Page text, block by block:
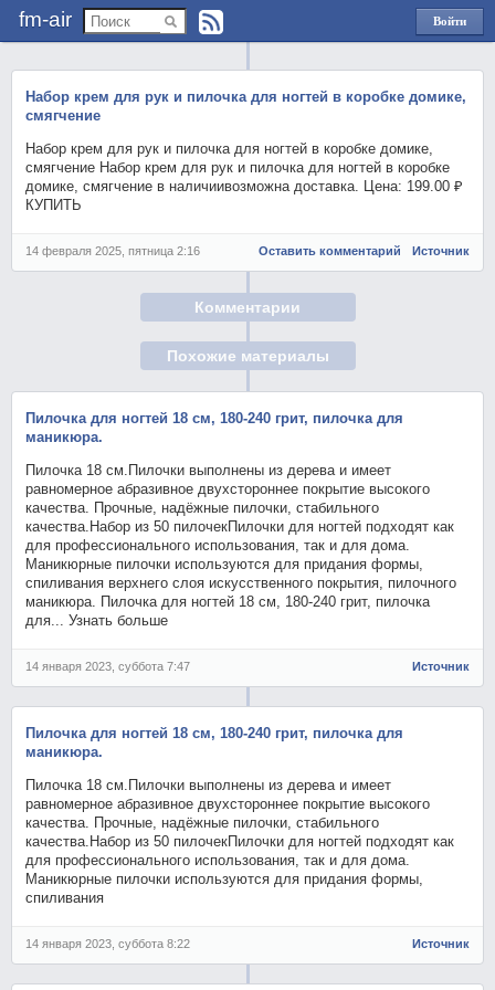
fm-air
Войти
через
Набор крем для рук и пилочка для ногтей в коробке домике,
смягчение
Набор крем для рук и пилочка для ногтей в коробке домике,
смягчение Набор крем для рук и пилочка для ногтей в коробке
домике, смягчение в наличиивозможна доставка. Цена: 199.00 ₽
КУПИТЬ
14 февраля 2025, пятница 2:16 Оставить комментарий Источник
Комментарии
Похожие материалы
Пилочка для ногтей 18 см, 180-240 грит, пилочка для
маникюра.
Пилочка 18 см.Пилочки выполнены из дерева и имеет
равномерное абразивное двухстороннее покрытие высокого
качества. Прочные, надёжные пилочки, стабильного
качества.Набор из 50 пилочекПилочки для ногтей подходят как
для профессионального использования, так и для дома.
Маникюрные пилочки используются для придания формы,
спиливания верхнего слоя искусственного покрытия, пилочного
маникюра. Пилочка для ногтей 18 см, 180-240 грит, пилочка
для... Узнать больше
14 января 2023, суббота 7:47 Источник
Пилочка для ногтей 18 см, 180-240 грит, пилочка для
маникюра.
Пилочка 18 см.Пилочки выполнены из дерева и имеет
равномерное абразивное двухстороннее покрытие высокого
качества. Прочные, надёжные пилочки, стабильного
качества.Набор из 50 пилочекПилочки для ногтей подходят как
для профессионального использования, так и для дома.
Маникюрные пилочки используются для придания формы,
спиливания
14 января 2023, суббота 8:22 Источник